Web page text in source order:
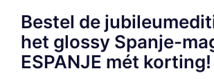
Bestel de
het glossy Spanje-
ESPANJE mét korting!